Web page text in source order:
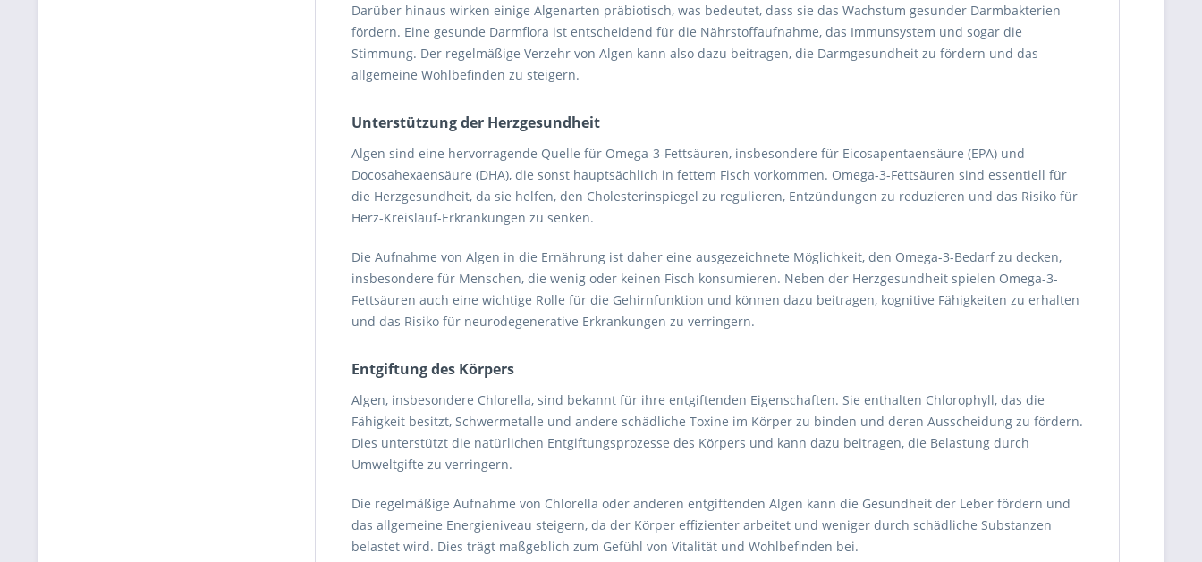
Darüber hinaus wirken einige Algenarten präbiotisch, was bedeutet, dass sie das Wachstum gesunder Darmbakterien
fördern. Eine gesunde Darmflora ist entscheidend für die Nährstoffaufnahme, das Immunsystem und sogar die
Stimmung. Der regelmäßige Verzehr von Algen kann also dazu beitragen, die Darmgesundheit zu fördern und das
allgemeine Wohlbefinden zu steigern.
Unterstützung der Herzgesundheit
Algen sind eine hervorragende Quelle für Omega-3-Fettsäuren, insbesondere für Eicosapentaensäure (EPA) und
Docosahexaensäure (DHA), die sonst hauptsächlich in fettem Fisch vorkommen. Omega-3-Fettsäuren sind essentiell für
die Herzgesundheit, da sie helfen, den Cholesterinspiegel zu regulieren, Entzündungen zu reduzieren und das Risiko für
Herz-Kreislauf-Erkrankungen zu senken.
Die Aufnahme von Algen in die Ernährung ist daher eine ausgezeichnete Möglichkeit, den Omega-3-Bedarf zu decken,
insbesondere für Menschen, die wenig oder keinen Fisch konsumieren. Neben der Herzgesundheit spielen Omega-3-
Fettsäuren auch eine wichtige Rolle für die Gehirnfunktion und können dazu beitragen, kognitive Fähigkeiten zu erhalten
und das Risiko für neurodegenerative Erkrankungen zu verringern.
Entgiftung des Körpers
Algen, insbesondere Chlorella, sind bekannt für ihre entgiftenden Eigenschaften. Sie enthalten Chlorophyll, das die
Fähigkeit besitzt, Schwermetalle und andere schädliche Toxine im Körper zu binden und deren Ausscheidung zu fördern.
Dies unterstützt die natürlichen Entgiftungsprozesse des Körpers und kann dazu beitragen, die Belastung durch
Umweltgifte zu verringern.
Die regelmäßige Aufnahme von Chlorella oder anderen entgiftenden Algen kann die Gesundheit der Leber fördern und
das allgemeine Energieniveau steigern, da der Körper effizienter arbeitet und weniger durch schädliche Substanzen
belastet wird. Dies trägt maßgeblich zum Gefühl von Vitalität und Wohlbefinden bei.